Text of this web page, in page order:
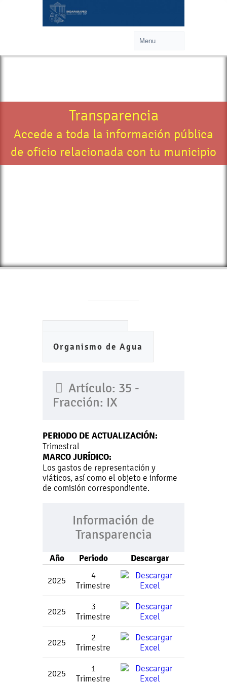
Transparencia
Accede a toda la información pública
de oficio relacionada con tu municipio
Organismo de Agua
Artículo: 35 -
Fracción: IX
PERIODO DE ACTUALIZACIÓN:
Trimestral
MARCO JURÍDICO:
Los gastos de representación y
viáticos, así como el objeto e informe
de comisión correspondiente.
Información de
Transparencia
Año Periodo Descargar
2025
4
Trimestre
2025
3
Trimestre
2025
2
Trimestre
2025
1
Trimestre